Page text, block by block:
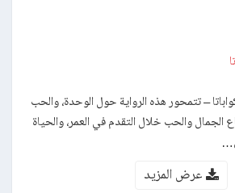
– تتمحور هذه الرواية حول الوحدة، والحب
والحب خلال التقدم في العمر، والحياة
عرض المزيد